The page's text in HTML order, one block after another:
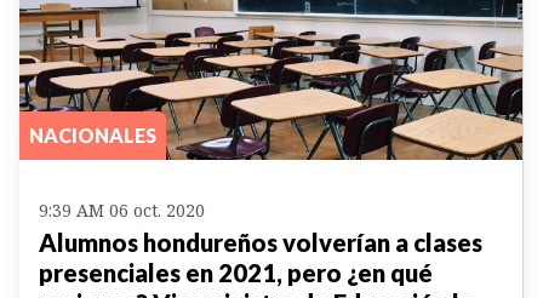
NACIONALES
9:39 AM 06 oct. 2020
Alumnos hondureños volverían a clases
presenciales en 2021, pero ¿en qué